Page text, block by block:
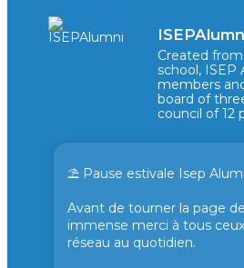
Created
school, ISEP
members
board of
council of 12
⛱️ Pause estivale Isep
Avant de tourner la page
immense merci à tous
réseau au quotidien.